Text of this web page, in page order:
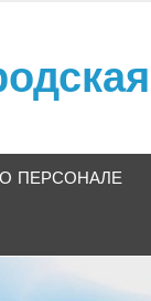
О ПЕРСОНАЛЕ